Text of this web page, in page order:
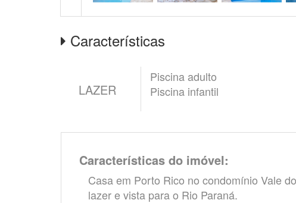
Características
LAZER
Piscina adulto
Piscina infantil
Características do imóvel:
Casa em Porto Rico no condomínio Vale
lazer e vista para o Rio Paraná.